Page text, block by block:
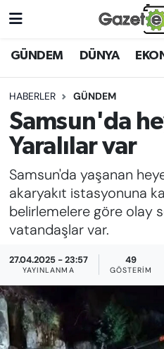
GÜNDEM DÜNYA
HABERLER GÜNDEM
Samsun'da
Yaralılar var
Samsun'da yaşanan
akaryakıt istasyonuna
belirlemelere göre olay
vatandaşlar var.
27.04.2025 - 23:57
YAYINLANMA
49
GÖSTERIM
DÜNYA
EKONOMİ
EMEK HABERLERİ
GAZETECİLİĞİNİ
FAYDALI BİLGİLER
EĞİTİM
KADIN
Nöbetçi Eczaneler
Hava Durumu
İstanbul Namaz
Süper Lig Puan
Tüm Manşetler
Son Dakika Haberleri
Haber Arşivi